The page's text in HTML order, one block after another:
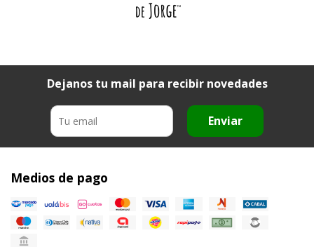
Dejanos tu mail para recibir novedades
Enviar
Medios de pago